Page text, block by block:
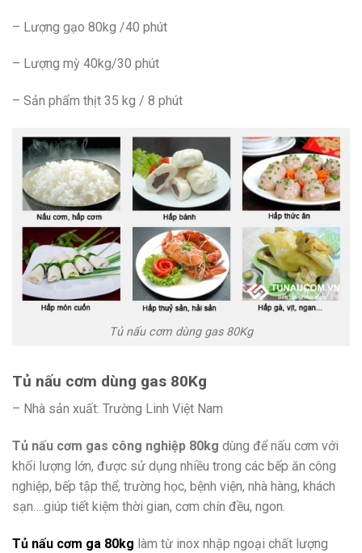
– Lượng gạo 80kg /40 phút
– Lượng mỳ 40kg/30 phút
– Sản phẩm thịt 35 kg / 8 phút
Tủ nấu cơm dùng gas 80Kg
Tủ nấu cơm dùng gas 80Kg
– Nhà sản xuất: Trường Linh Việt Nam
Tủ nấu cơm gas công nghiệp 80kg dùng để nấu cơm với
khối lượng lớn, được sử dụng nhiều trong các bếp ăn công
nghiệp, bếp tập thể, trường học, bệnh viện, nhà hàng, khách
sạn….giúp tiết kiệm thời gian, cơm chín đều, ngon.
Tủ nấu cơm ga 80kg làm từ inox nhập ngoại chất lượng